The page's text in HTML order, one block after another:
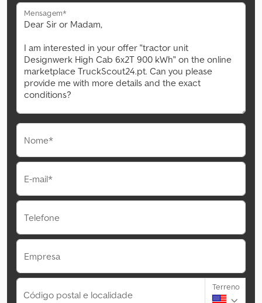
Mensagem*
Nome*
E-mail*
Telefone
Empresa
Código postal e localidade
Terreno